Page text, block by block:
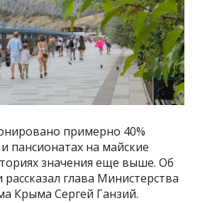
примерно 40%
пансионатах на майские
значения еще выше. Об
глава Министерства
Крыма Сергей Ганзий.